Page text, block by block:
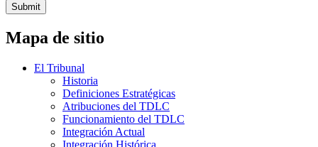
Submit
Mapa de sitio
El Tribunal
Historia
Definiciones Estratégicas
Atribuciones del TDLC
Funcionamiento del TDLC
Integración Actual